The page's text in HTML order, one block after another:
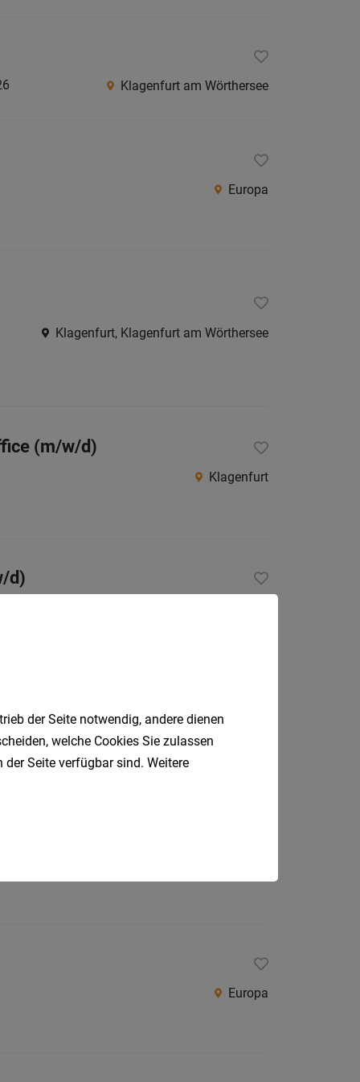
Klagenfurt am Wörthersee
Europa
Klagenfurt, Klagenfurt am Wörthersee
(m/w/d)
Klagenfurt
d)
Klagenfurt
Europa
Als Jobfinder
der Seite notwendig, andere dienen
welche Cookies Sie zulassen
Seite verfügbar sind. Weitere